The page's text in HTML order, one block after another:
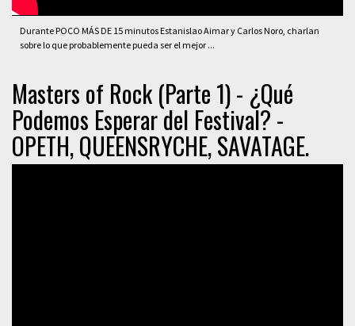
Durante POCO MÁS DE 15 minutos Estanislao Aimar y Carlos Noro, charlan
sobre lo que probablemente pueda ser el mejor ...
Masters of Rock (Parte 1) - ¿Qué
Podemos Esperar del Festival? -
OPETH, QUEENSRYCHE, SAVATAGE.